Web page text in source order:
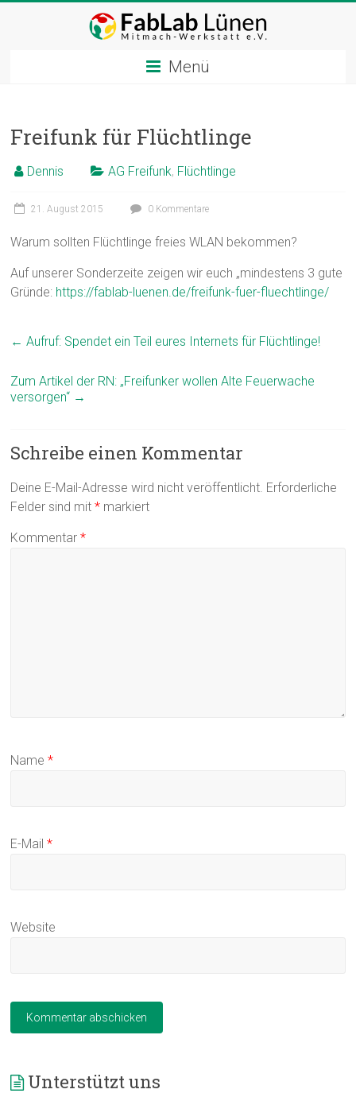
Menü
Freifunk für Flüchtlinge
Dennis AG Freifunk, Flüchtlinge
21. August 2015 0 Kommentare
Warum sollten Flüchtlinge freies WLAN bekommen?
Auf unserer Sonderzeite zeigen wir euch „mindestens 3 gute
Gründe: https://fablab-luenen.de/freifunk-fuer-fluechtlinge/
← Aufruf: Spendet ein Teil eures Internets für Flüchtlinge!
Zum Artikel der RN: „Freifunker wollen Alte Feuerwache
versorgen“ →
Schreibe einen Kommentar
Deine E-Mail-Adresse wird nicht veröffentlicht. Erforderliche
Felder sind mit* markiert
Kommentar*
Name*
E-Mail*
Website
Unterstützt uns